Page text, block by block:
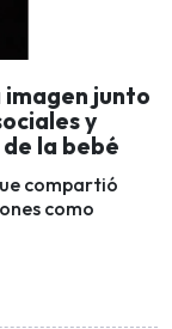
junto
y
la bebé
compartió
como